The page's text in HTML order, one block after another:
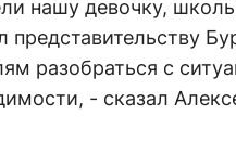
нашу девочку,
представительству
разобраться с
- сказал